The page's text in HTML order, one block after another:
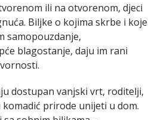
ili na otvorenom, djeci
Biljke o kojima skrbe i koje
samopouzdanje,
blagostanje, daju im rani
dostupan vanjski vrt, roditelji,
prirode unijeti u dom.